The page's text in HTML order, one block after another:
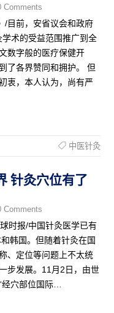
Comments
/目前，安省议会和政府
术的受益范围推广到全
数字般的医疗保健开
了各界赞同和拥护。 但
衷，本人认为，尚有严
中医针灸
针灸穴位有了
Comments
时报/中国针灸医学已有
韩国。但随着针灸在国
、定位等问题上不太统
步发展。11月2日，由世
穴部位国际…